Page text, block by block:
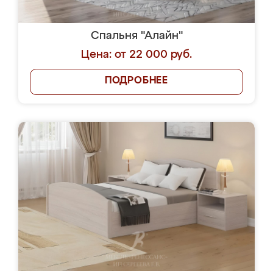
Спальня "Алайн"
Цена: от 22 000 руб.
ПОДРОБНЕЕ